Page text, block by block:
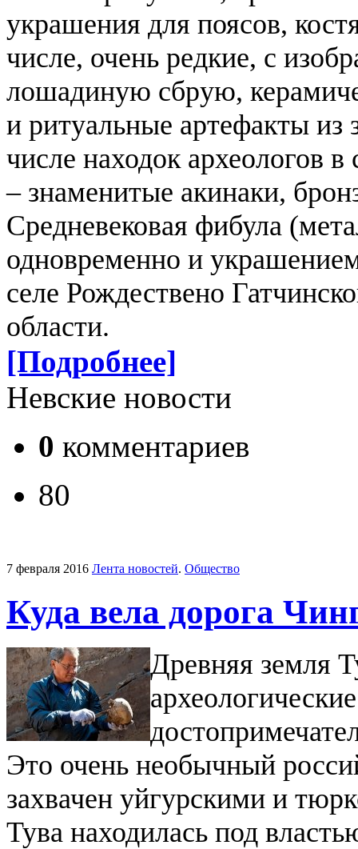
украшения для поясов,
числе, очень редкие, с
лошадиную сбрую,
и ритуальные артефакты из
числе находок археологов
– знаменитые акинаки,
Средневековая фибула
одновременно и
селе Рождествено
области.
[Подробнее]
Невские новости
0 комментариев
80
7 февраля 2016 Лента новостей. Общество
Куда вела дорога
Древняя земля
Это очень необычный
захвачен уйгурскими и
Тува находилась под